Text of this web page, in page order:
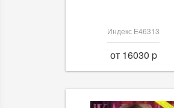
Индекс Е46313
от 16030 p